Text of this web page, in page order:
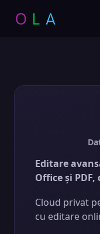
Editare
Office și
Cloud privat
cu editare